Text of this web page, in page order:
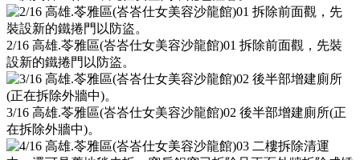
2/16 高雄.苓雅區(峇峇仕女美容沙龍館)01 拆除前面觀，先裝
設新的鐵捲門以防盜。
3/16 高雄.苓雅區(峇峇仕女美容沙龍館)02 後半部增建廁所(正
在拆除外牆中)。